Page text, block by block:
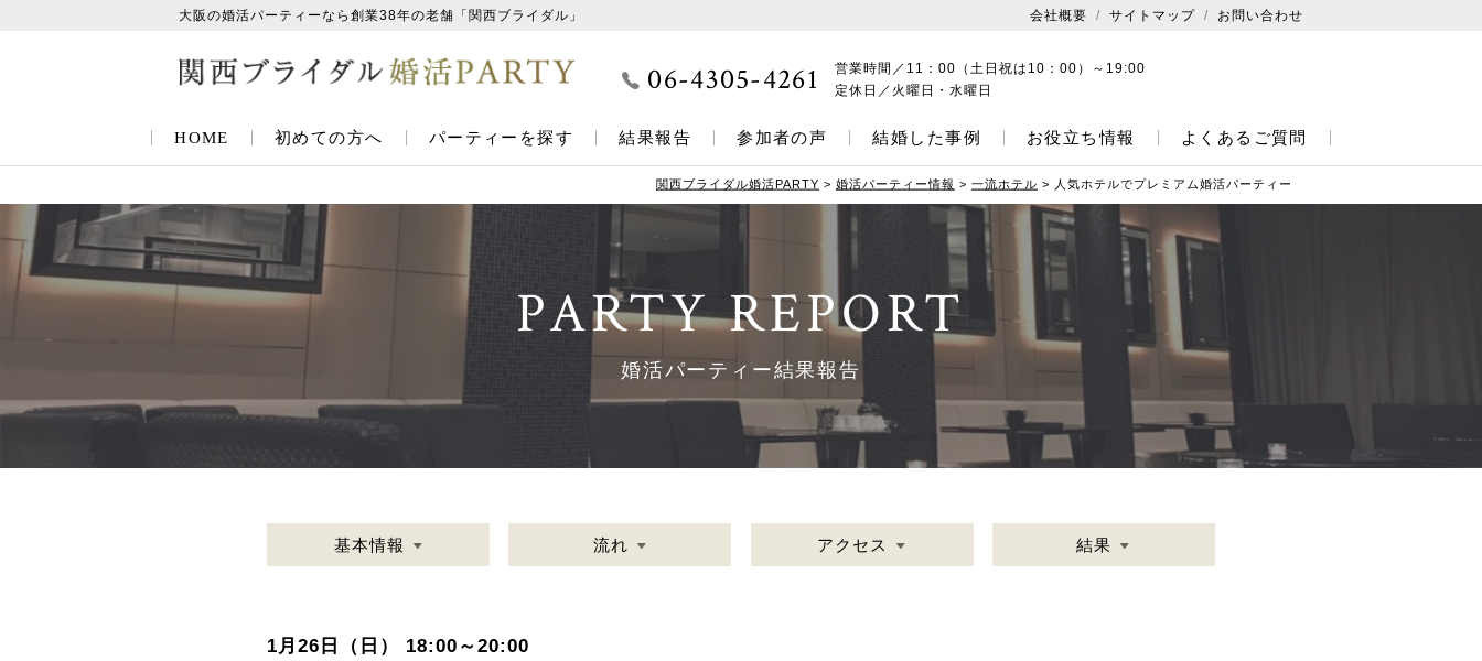
大阪の婚活パーティーなら創業38年の老舗「関西ブライダル」 会社概要 サイトマップ お問い合わせ
06-4305-4261 営業時間／ 11：00（土日祝は10：00）～19:00
定休日／ 火曜日・水曜日
HOME 初めての方へ パーティーを探す 結果報告 参加者の声 結婚した事例 お役立ち情報 よくあるご質問
関西ブライダル婚活PARTY > 婚活パーティー情報 > 一流ホテル > 人気ホテルでプレミアム婚活パーティー
PARTY REPORT
婚活パーティー結果報告
基本情報 流れ アクセス 結果
1月26日（日） 18:00～20:00